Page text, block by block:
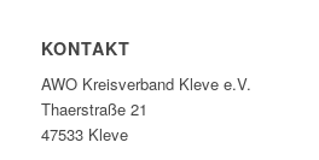
KONTAKT
AWO Kreisverband Kleve e.V.
Thaerstraße 21
47533 Kleve